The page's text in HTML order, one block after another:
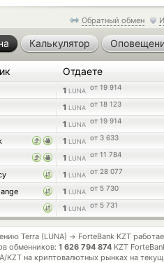
Обратный обмен
Калькулятор
Отдаете
1 LUNA от 19 914
1 LUNA от 18 123
1 LUNA от 19 914
1 LUNA от 3 633
1 LUNA от 11 784
1 LUNA от 28 077
1 LUNA от 5 730
1 LUNA от 5 731
Terra (LUNA) → ForteBank KZT
обменников: 1 626 794 874 KZT
KZT на криптовалютных рынках на